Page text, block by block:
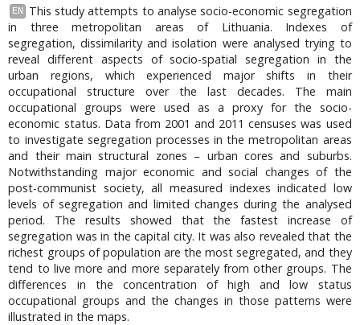
EN
This study attempts to analyse socio-economic segregation
in three metropolitan areas of Lithuania. Indexes of
segregation, dissimilarity and isolation were analysed trying to
reveal different aspects of socio-spatial segregation in the
urban regions, which experienced major shifts in their
occupational structure over the last decades. The main
occupational groups were used as a proxy for the socio-
economic status. Data from 2001 and 2011 censuses was used
to investigate segregation processes in the metropolitan areas
and their main structural zones – urban cores and suburbs.
Notwithstanding major economic and social changes of the
post-communist society, all measured indexes indicated low
levels of segregation and limited changes during the analysed
period. The results showed that the fastest increase of
segregation was in the capital city. It was also revealed that the
richest groups of population are the most segregated, and they
tend to live more and more separately from other groups. The
differences in the concentration of high and low status
occupational groups and the changes in those patterns were
illustrated in the maps.